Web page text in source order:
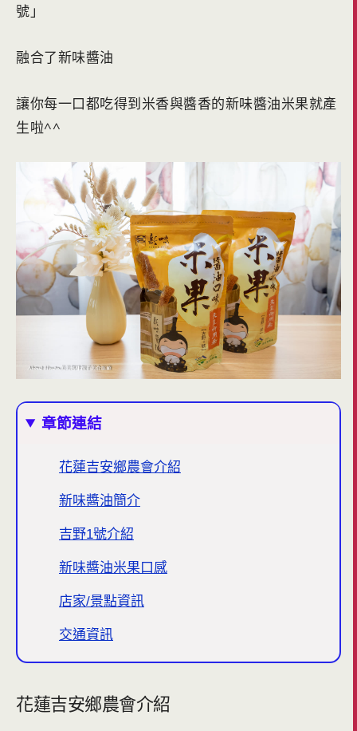
號」
融合了新味醬油
讓你每一口都吃得到米香與醬香的新味醬油米果就產
生啦^^
章節連結
花蓮吉安鄉農會介紹
新味醬油簡介
吉野1號介紹
新味醬油米果口感
店家/景點資訊
交通資訊
花蓮吉安鄉農會介紹